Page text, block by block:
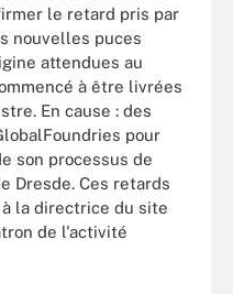
le retard pris par
nouvelles puces
attendues au
à être livrées
En cause : des
pour
son processus de
Dresde. Ces retards
la directrice du site
de l'activité